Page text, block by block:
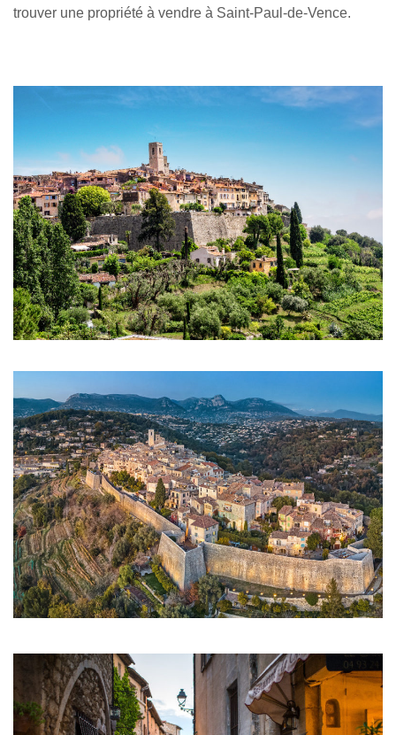
trouver une propriété à vendre à Saint-Paul-de-Vence.